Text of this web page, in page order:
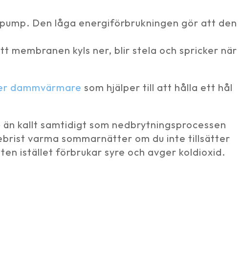
Den låga energiförbrukningen gör att den
kyls ner, blir stela och spricker när
dammvärmare som hjälper till att hålla ett hål
kallt samtidigt som nedbrytningsprocessen
varma sommarnätter om du inte tillsätter
istället förbrukar syre och avger koldioxid.